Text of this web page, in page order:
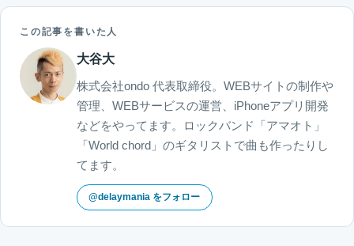
この記事を書いた人
大谷大
株式会社ondo 代表取締役。WEBサイトの制作や
管理、WEBサービスの運営、iPhoneアプリ開発
などをやってます。ロックバンド「アマオト」
「World chord」のギタリストで曲も作ったりし
てます。
@delaymania をフォロー